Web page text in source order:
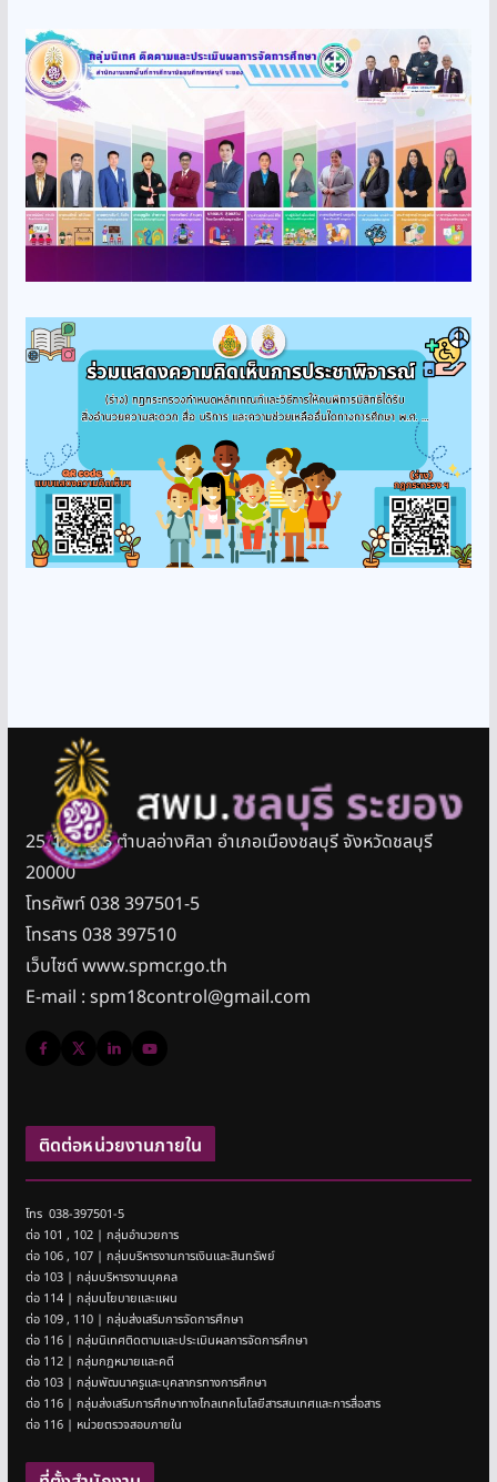
25/11 หมู่ 5 ตำบลอ่างศิลา อำเภอเมืองชลบุรี จังหวัดชลบุรี
20000
โทรศัพท์ 038 397501-5
โทรสาร 038 397510
เว็บไซต์ www.spmcr.go.th
E-mail : spm18control@gmail.com
ติดต่อหน่วยงานภายใน
โทร 038-397501-5
ต่อ 101 , 102 | กลุ่มอำนวยการ
ต่อ 106 , 107 | กลุ่มบริหารงานการเงินและสินทรัพย์
ต่อ 103 | กลุ่มบริหารงานบุคคล
ต่อ 114 | กลุ่มนโยบายและแผน
ต่อ 109 , 110 | กลุ่มส่งเสริมการจัดการศึกษา
ต่อ 116 | กลุ่มนิเทศติดตามและประเมินผลการจัดการศึกษา
ต่อ 112 | กลุ่มกฎหมายและคดี
ต่อ 103 | กลุ่มพัฒนาครูและบุคลากรทางการศึกษา
ต่อ 116 | กลุ่มส่งเสริมการศึกษาทางไกลเทคโนโลยีสารสนเทศและการสื่อสาร
ต่อ 116 | หน่วยตรวจสอบภายใน